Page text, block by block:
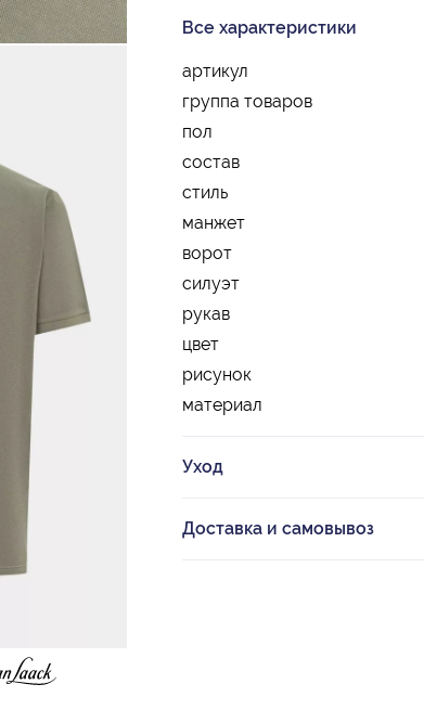
Все характеристики
артикул
группа товаров
пол
состав
стиль
манжет
ворот
силуэт
рукав
цвет
рисунок
материал
Уход
Доставка и самовывоз